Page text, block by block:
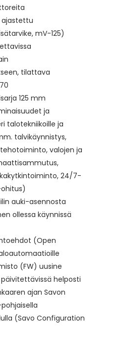
ajastettu
mV-125)
tilattava
125 mm
ja
talotekniikoille ja
talvikäynnistys,
valojen ja
24/7-
auki-asennosta
ollessa käynnissä
(Open
(FW) uusine
helposti
ajan Savon
(Savo Configuration